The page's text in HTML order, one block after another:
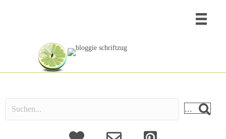
...
About Kontakt